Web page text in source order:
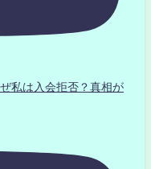
は入会拒否？真相が